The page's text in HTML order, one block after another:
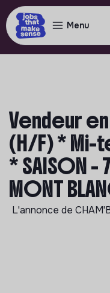
Menu
Vendeur
(H/F) * Mi-
* SAISON -
MONT
L'annonce de